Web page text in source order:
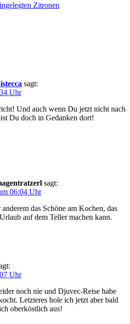
Zitronen
sagt:
Uhr
Und auch wenn Du jetzt nicht nach
Du doch in Gedanken dort!
sagt:
06:04 Uhr
das Schöne am Kochen, das
auf dem Teller machen kann.
Uhr
noch nie und Djuvec-Reise habe
Letzteres hole ich jetzt aber bald
oberköstlich aus!